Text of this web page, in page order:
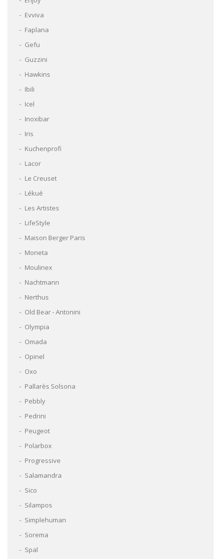
Evviva
Faplana
Gefu
Guzzini
Hawkins
Ibili
Icel
Inoxibar
Iris
Kuchenprofi
Lacor
Le Creuset
Lékué
Les Artistes
LifeStyle
Maison Berger Paris
Moneta
Moulinex
Nachtmann
Nerthus
Old Bear - Antonini
Olympia
Omada
Opinel
Oxo
Pallarès Solsona
Pebbly
Pedrini
Peugeot
Polarbox
Progressive
Salamandra
Sico
Silampos
Simplehuman
Sorema
Spal